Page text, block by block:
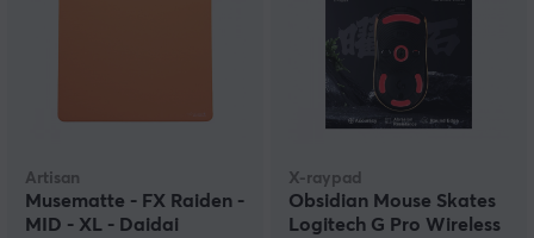
Artisan
Musematte - FX Raiden -
MID - XL - Daidai
X-raypad
Obsidian Mouse Skates
Logitech G Pro Wireless